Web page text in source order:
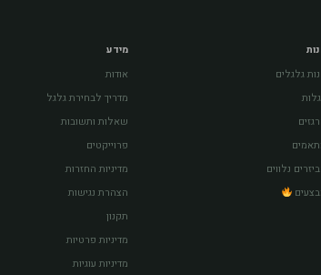
גלגלים
נלווים
מידע
אודות
מדריך לבחירת גלגל
שאלות ותשובות
פרוייקטים
מדיניות החזרות
הצהרת נגישות
תקנון
מדיניות פרטיות
מדיניות עוגיות